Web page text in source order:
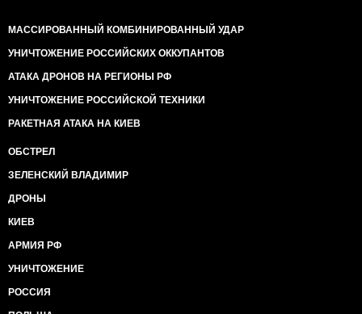
МАССИРОВАННЫЙ КОМБИНИРОВАННЫЙ УДАР
УНИЧТОЖЕНИЕ РОССИЙСКИХ ОККУПАНТОВ
АТАКА ДРОНОВ НА РЕГИОНЫ РФ
УНИЧТОЖЕНИЕ РОССИЙСКОЙ ТЕХНИКИ
РАКЕТНАЯ АТАКА НА КИЕВ
ОБСТРЕЛ
ЗЕЛЕНСКИЙ ВЛАДИМИР
ДРОНЫ
КИЕВ
АРМИЯ РФ
УНИЧТОЖЕНИЕ
РОССИЯ